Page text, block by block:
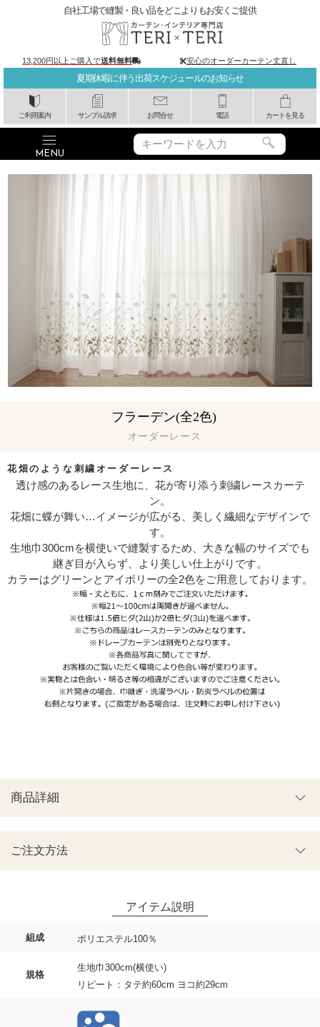
夏期休暇に伴う出荷スケジュールのお知らせ
ご利用案内 サンプル請求 お問合せ 電話 カートを見る
自社工場で縫製・良い品をどこよりもお安くご提供
13,200円以上ご購入で送料無料 安心のオーダーカーテン丈直し
花畑のような刺繍オーダーレース
オーダーレース
フラーデン(全2色)
組成 ポリエステル100％
規格
生地巾300cm(横使い)
リピート：タテ約60cm ヨコ約29cm
透け感のあるレース生地に、花が寄り添う刺繍レースカーテ
ン。
花畑に蝶が舞い…イメージが広がる、美しく繊細なデザインで
す。
生地巾300cmを横使いで縫製するため、大きな幅のサイズでも
継ぎ目が入らず、より美しい仕上がりです。
カラーはグリーンとアイボリーの全2色をご用意しております。
ご注文方法
商品詳細